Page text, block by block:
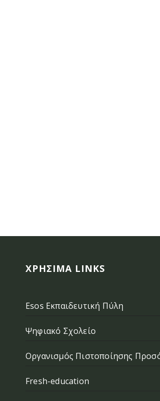
ΧΡΉΣΙΜΑ LINKS
Esos Εκπαιδευτική Πύλη
Ψηφιακό Σχολείο
Οργανισμός Πιστοποίησης
Fresh-education